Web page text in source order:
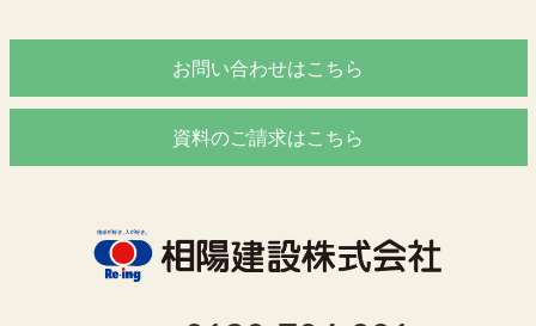
お問い合わせはこちら
資料のご請求はこちら